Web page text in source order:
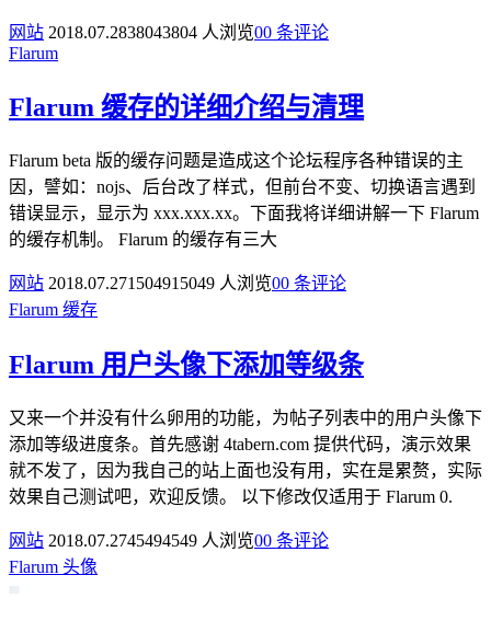
网站 2018.07.2838043804 人浏览00 条评论
Flarum
Flarum 缓存的详细介绍与清理
Flarum beta 版的缓存问题是造成这个论坛程序各种错误的主
因，譬如：nojs、后台改了样式，但前台不变、切换语言遇到
错误显示，显示为 xxx.xxx.xx。下面我将详细讲解一下 Flarum
的缓存机制。 Flarum 的缓存有三大
网站 2018.07.271504915049 人浏览00 条评论
Flarum 缓存
Flarum 用户头像下添加等级条
又来一个并没有什么卵用的功能，为帖子列表中的用户头像下
添加等级进度条。首先感谢 4tabern.com 提供代码，演示效果
就不发了，因为我自己的站上面也没有用，实在是累赘，实际
效果自己测试吧，欢迎反馈。 以下修改仅适用于 Flarum 0.
网站 2018.07.2745494549 人浏览00 条评论
Flarum 头像